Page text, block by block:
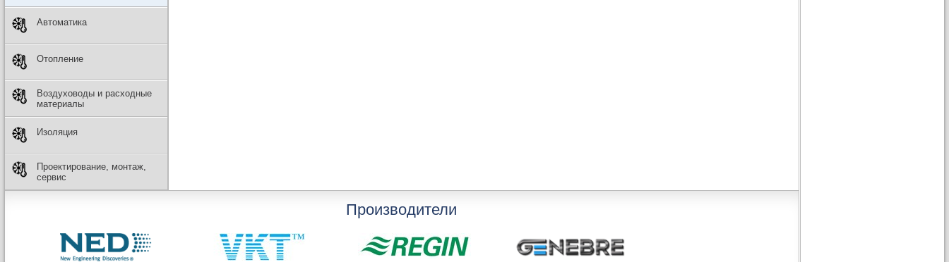
Автоматика
Отопление
Воздуховоды и расходные
материалы
Изоляция
Проектирование, монтаж,
сервис
Производители